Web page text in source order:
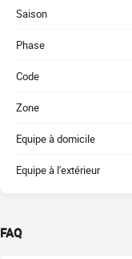
Saison
Phase
Code
Zone
Equipe à domicile
Equipe à l'extérieur
FAQ